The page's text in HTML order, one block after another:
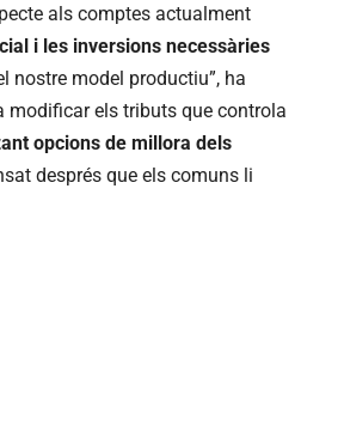
als comptes actualment
i les inversions necessàries
nostre model productiu”, ha
modificar els tributs que controla
opcions de millora dels
després que els comuns li